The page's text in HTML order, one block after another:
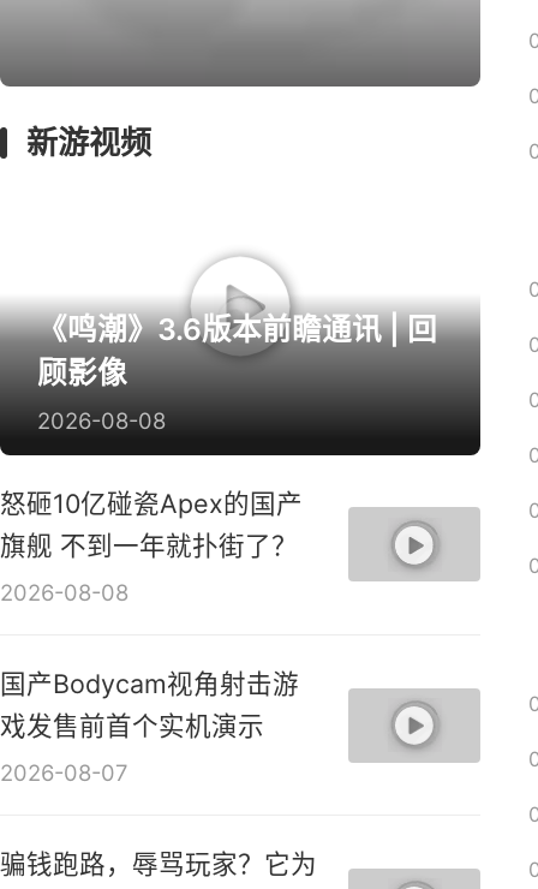
新游视频
《鸣潮》3.6版本前瞻通讯 | 回
顾影像
2026-08-08
怒砸10亿碰瓷Apex的国产
旗舰 不到一年就扑街了？
2026-08-08
国产Bodycam视角射击游
戏发售前首个实机演示
2026-08-07
骗钱跑路，辱骂玩家？它为